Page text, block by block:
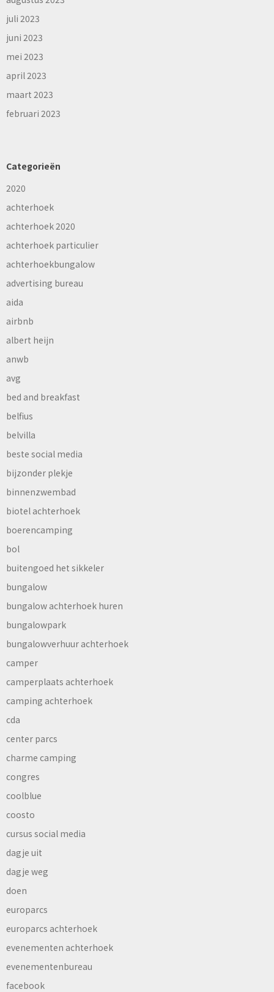
juli 2023
juni 2023
mei 2023
april 2023
maart 2023
februari 2023
Categorieën
2020
achterhoek
achterhoek 2020
achterhoek particulier
achterhoekbungalow
advertising bureau
aida
airbnb
albert heijn
anwb
avg
bed and breakfast
belfius
belvilla
beste social media
bijzonder plekje
binnenzwembad
biotel achterhoek
boerencamping
bol
buitengoed het sikkeler
bungalow
bungalow achterhoek huren
bungalowpark
bungalowverhuur achterhoek
camper
camperplaats achterhoek
camping achterhoek
cda
center parcs
charme camping
congres
coolblue
coosto
cursus social media
dagje uit
dagje weg
doen
europarcs
europarcs achterhoek
evenementen achterhoek
evenementenbureau
facebook